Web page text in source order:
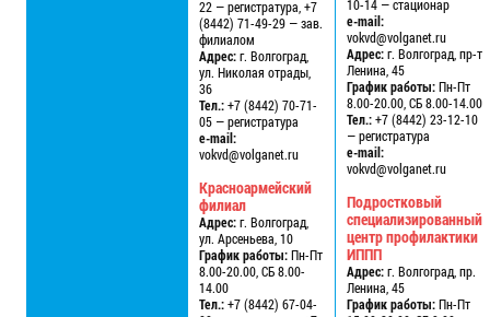
22 — регистратура, +7
(8442) 71-49-29 — зав.
филиалом
Адрес:г. Волгоград,
ул. Николая отрады,
36
Тел.:+7 (8442) 70-71-
05 — регистратура
e-mail:
vokvd@volganet.ru
Красноармейский
филиал
Адрес:г. Волгоград,
ул. Арсеньева, 10
График работы:Пн-Пт
8.00-20.00, СБ 8.00-
14.00
Тел.:+7 (8442) 67-04-
10-14 — стационар
e-mail:
vokvd@volganet.ru
Адрес:г. Волгоград, пр-т
Ленина, 45
График работы:Пн-Пт
8.00-20.00, СБ 8.00-14.00
Тел.:+7 (8442) 23-12-10
— регистратура
e-mail:
vokvd@volganet.ru
Подростковый
специализированный
центр профилактики
ИППП
Адрес:г. Волгоград, пр.
Ленина, 45
График работы:Пн-Пт